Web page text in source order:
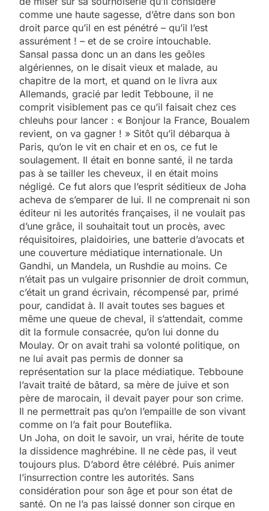
comme une haute sagesse, d’être dans son bon
droit parce qu’il en est pénétré – qu’il l’est
assurément ! – et de se croire intouchable.
Sansal passa donc un an dans les geôles
algériennes, on le disait vieux et malade, au
chapitre de la mort, et quand on le livra aux
Allemands, gracié par ledit Tebboune, il ne
comprit visiblement pas ce qu’il faisait chez ces
chleuhs pour lancer : « Bonjour la France, Boualem
revient, on va gagner ! » Sitôt qu’il débarqua à
Paris, qu’on le vit en chair et en os, ce fut le
soulagement. Il était en bonne santé, il ne tarda
pas à se tailler les cheveux, il en était moins
négligé. Ce fut alors que l’esprit séditieux de Joha
acheva de s’emparer de lui. Il ne comprenait ni son
éditeur ni les autorités françaises, il ne voulait pas
d’une grâce, il souhaitait tout un procès, avec
réquisitoires, plaidoiries, une batterie d’avocats et
une couverture médiatique internationale. Un
Gandhi, un Mandela, un Rushdie au moins. Ce
n’était pas un vulgaire prisonnier de droit commun,
c’était un grand écrivain, récompensé par, primé
pour, candidat à. Il avait toutes ses bagues et
même une queue de cheval, il s’attendait, comme
dit la formule consacrée, qu’on lui donne du
Moulay. Or on avait trahi sa volonté politique, on
ne lui avait pas permis de donner sa
représentation sur la place médiatique. Tebboune
l’avait traité de bâtard, sa mère de juive et son
père de marocain, il devait payer pour son crime.
Il ne permettrait pas qu’on l’empaille de son vivant
comme on l’a fait pour Bouteflika.
Un Joha, on doit le savoir, un vrai, hérite de toute
la dissidence maghrébine. Il ne cède pas, il veut
toujours plus. D’abord être célébré. Puis animer
l’insurrection contre les autorités. Sans
considération pour son âge et pour son état de
santé. On ne l’a pas laissé donner son cirque en